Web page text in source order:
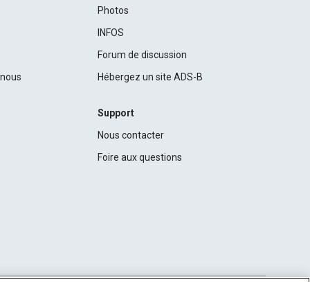
Photos
INFOS
Forum de discussion
Hébergez un site ADS-B
Support
Nous contacter
Foire aux questions